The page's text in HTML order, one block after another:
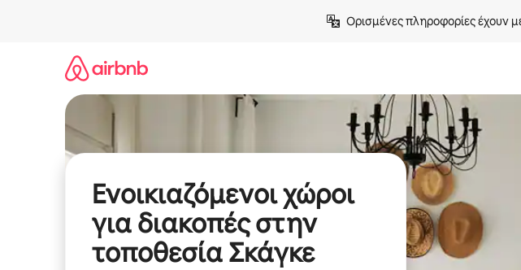
Ορισμένες πληροφορίες έχουν
Ενοικιαζόμενοι χώροι
για διακοπές στην
τοποθεσία Σκάγκε